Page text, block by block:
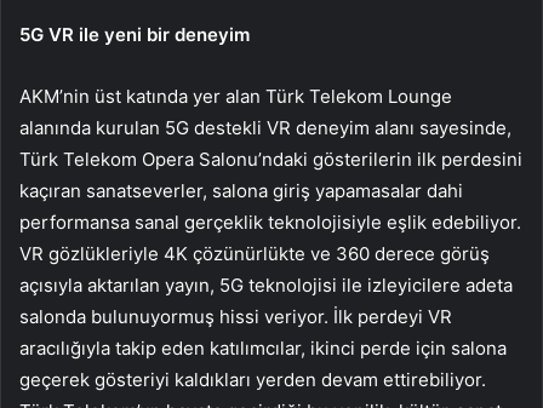
5G VR ile yeni bir deneyim
AKM’nin üst katında yer alan Türk Telekom Lounge
alanında kurulan 5G destekli VR deneyim alanı sayesinde,
Türk Telekom Opera Salonu’ndaki gösterilerin ilk perdesini
kaçıran sanatseverler, salona giriş yapamasalar dahi
performansa sanal gerçeklik teknolojisiyle eşlik edebiliyor.
VR gözlükleriyle 4K çözünürlükte ve 360 derece görüş
açısıyla aktarılan yayın, 5G teknolojisi ile izleyicilere adeta
salonda bulunuyormuş hissi veriyor. İlk perdeyi VR
aracılığıyla takip eden katılımcılar, ikinci perde için salona
geçerek gösteriyi kaldıkları yerden devam ettirebiliyor.